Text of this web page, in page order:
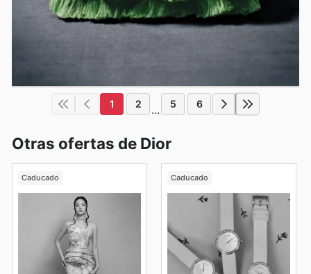
1 2 ... 5 6
Otras ofertas de Dior
Caducado Caducado